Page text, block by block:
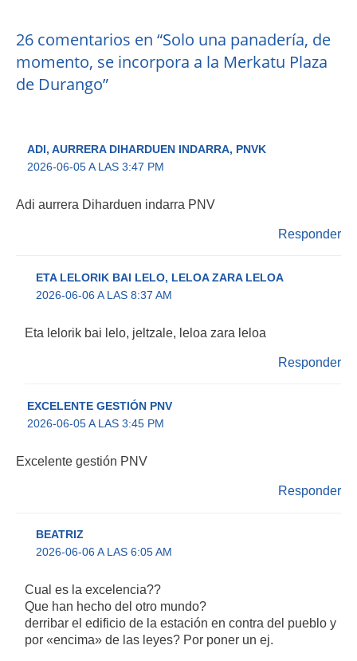
26 comentarios en “Solo una panadería, de
momento, se incorpora a la Merkatu Plaza
de Durango”
ADI, AURRERA DIHARDUEN INDARRA, PNVK
2026-06-05 A LAS 3:47 PM
Adi aurrera Diharduen indarra PNV
Responder
ETA LELORIK BAI LELO, LELOA ZARA LELOA
2026-06-06 A LAS 8:37 AM
Eta lelorik bai lelo, jeltzale, leloa zara leloa
Responder
EXCELENTE GESTIÓN PNV
2026-06-05 A LAS 3:45 PM
Excelente gestión PNV
Responder
BEATRIZ
2026-06-06 A LAS 6:05 AM
Cual es la excelencia??
Que han hecho del otro mundo?
derribar el edificio de la estación en contra del pueblo y
por «encima» de las leyes? Por poner un ej.